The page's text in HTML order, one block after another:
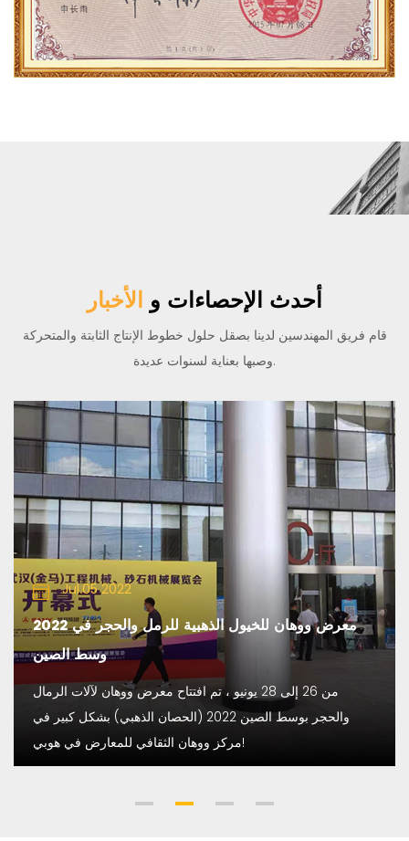
أحدث الإحصاءات و الأخبار
قام فريق المهندسين لدينا بصقل حلول خطوط الإنتاج الثابتة والمتحركة
وصبها بعناية لسنوات عديدة.
Jul.05 2022
2022 معرض ووهان للخيول الذهبية للرمل والحجر في
وسط الصين
من 26 إلى 28 يونيو ، تم افتتاح معرض ووهان لآلات الرمال
والحجر بوسط الصين 2022 (الحصان الذهبي) بشكل كبير في
مركز ووهان الثقافي للمعارض في هوبي!